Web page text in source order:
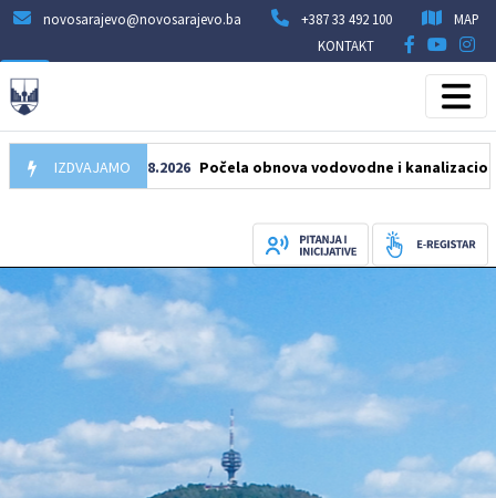
novosarajevo@novosarajevo.ba +387 33 492 100
MAP
KONTAKT
IZDVAJAMO
05.08.2026 Počela obnova vodovodne i kanalizacione